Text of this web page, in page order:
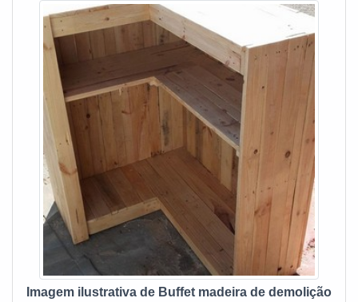
melhor no mercado de rack para sala rustico. Com foco na
experiência dos clientes, oferece itens variados como
toalheiros e gabinetes. É reconhecida por ser comprometida
com o meio ambiente e segura, qualificações possíveis pelo
fato de a empresa possuir escritório de alta qualidade onde
são realizadas as atividades e estrutura suficiente para
atender todas as demandas. Esses fatores, somados a um
time com colaboradores proativos e especialistas
dedicados, garantem o sucesso de cada cliente de ponta a
ponta. Aproveite a visita para acessar o nosso site e saber
mais sobre a empresa, nossos serviços e produtos. Se
preferir, entre em contato com um dos nossos consultores e
solicite um orçamento!
Imagem ilustrativa de Buffet madeira de demolição